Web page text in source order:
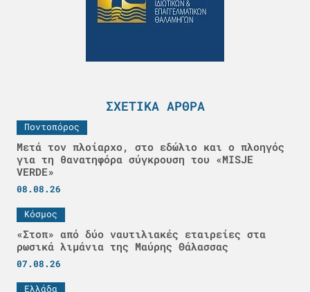
ΣΧΕΤΙΚΆ ΆΡΘΡΑ
Ποντοπόρος
Μετά τον πλοίαρχο, στο εδώλιο και ο πλοηγός
για τη θανατηφόρα σύγκρουση του «MISJE
VERDE»
08.08.26
Κόσμος
«Στοπ» από δύο ναυτιλιακές εταιρείες στα
ρωσικά λιμάνια της Μαύρης Θάλασσας
07.08.26
Ελλάδα